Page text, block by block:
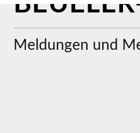
Meldungen und